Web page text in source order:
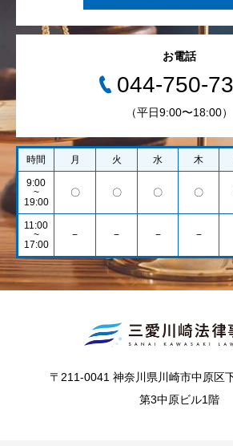
お電話
044-750-
（平日9:00〜18:00）
時間 月 火 水 木
9:00
~
19:00
〇 〇 〇 〇
11:00
~
17:00
− − − −
〒211-0041 神奈川県川崎市中原区
第3中原ビル1階